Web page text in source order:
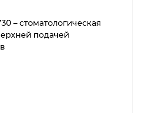
– стоматологическая
подачей